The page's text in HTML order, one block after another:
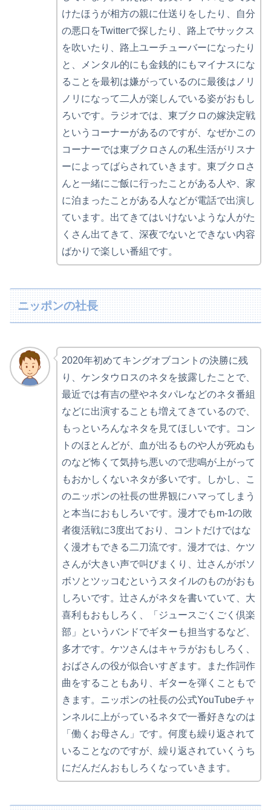
けたほうが相方の親に仕送りをしたり、自分
の悪口をTwitterで探したり、路上でサックス
を吹いたり、路上ユーチューバーになったり
と、メンタル的にも金銭的にもマイナスにな
ることを最初は嫌がっているのに最後はノリ
ノリになって二人が楽しんでいる姿がおもし
ろいです。ラジオでは、東ブクロの嫁決定戦
というコーナーがあるのですが、なぜかこの
コーナーでは東ブクロさんの私生活がリスナ
ーによってばらされていきます。東ブクロさ
んと一緒にご飯に行ったことがある人や、家
に泊まったことがある人などが電話で出演し
ています。出てきてはいけないような人がた
くさん出てきて、深夜でないとできない内容
ばかりで楽しい番組です。
ニッポンの社長
2020年初めてキングオブコントの決勝に残
り、ケンタウロスのネタを披露したことで、
最近では有吉の壁やネタパレなどのネタ番組
などに出演することも増えてきているので、
もっといろんなネタを見てほしいです。コン
トのほとんどが、血が出るものや人が死ぬも
のなど怖くて気持ち悪いので悲鳴が上がって
もおかしくないネタが多いです。しかし、こ
のニッポンの社長の世界観にハマってしまう
と本当におもしろいです。漫才でもm-1の敗
者復活戦に3度出ており、コントだけではな
く漫才もできる二刀流です。漫才では、ケツ
さんが大きい声で叫びまくり、辻さんがボソ
ボソとツッコむというスタイルのものがおも
しろいです。辻さんがネタを書いていて、大
喜利もおもしろく、「ジュースごくごく倶楽
部」というバンドでギターも担当するなど、
多才です。ケツさんはキャラがおもしろく、
おばさんの役が似合いすぎます。また作詞作
曲をすることもあり、ギターを弾くこともで
きます。ニッポンの社長の公式YouTubeチャ
ンネルに上がっているネタで一番好きなのは
「働くお母さん」です。何度も繰り返されて
いることなのですが、繰り返されていくうち
にだんだんおもしろくなっていきます。